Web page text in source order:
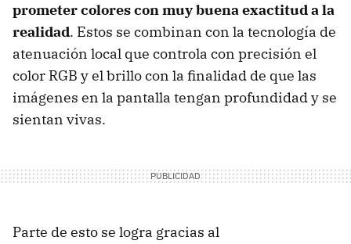
prometer colores con muy buena exactitud a la
realidad. Estos se combinan con la tecnología de
atenuación local que controla con precisión el
color RGB y el brillo con la finalidad de que las
imágenes en la pantalla tengan profundidad y se
sientan vivas.
Parte de esto se logra gracias al